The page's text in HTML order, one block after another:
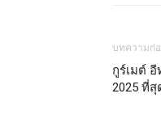
บทความก่
กูร์เมต์ อี
2025 ที่